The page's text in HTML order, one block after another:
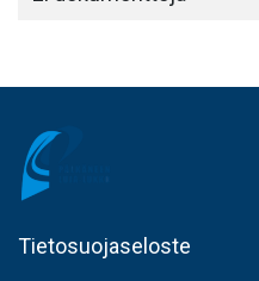
Tietosuojaseloste